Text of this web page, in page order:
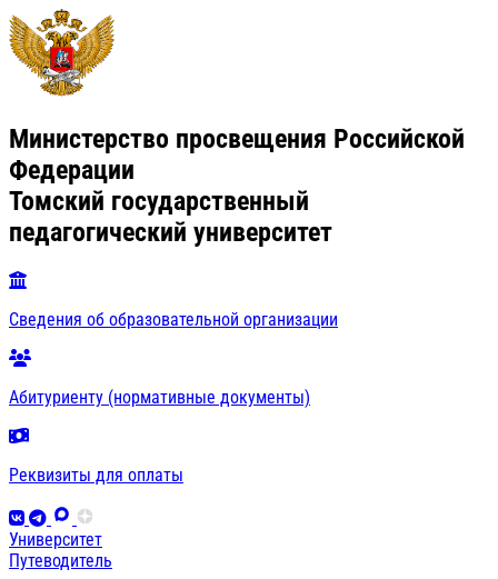
Министерство просвещения Российской
Федерации
Томский государственный
педагогический университет
Сведения об образовательной организации
Абитуриенту (нормативные документы)
Реквизиты для оплаты
Университет
Путеводитель